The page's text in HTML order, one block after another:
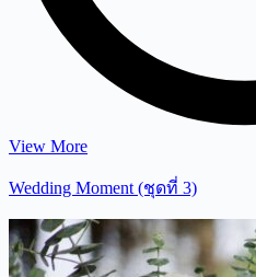
View More
Wedding Moment (ชุดที่ 3)